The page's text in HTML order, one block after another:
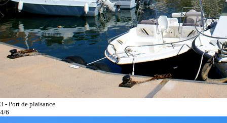
3 - Port de plaisance
4/6